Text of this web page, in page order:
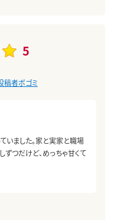
5
稿者ボゴミ
いました。家と実家と職場
ずつだけど、めっちゃ甘くて